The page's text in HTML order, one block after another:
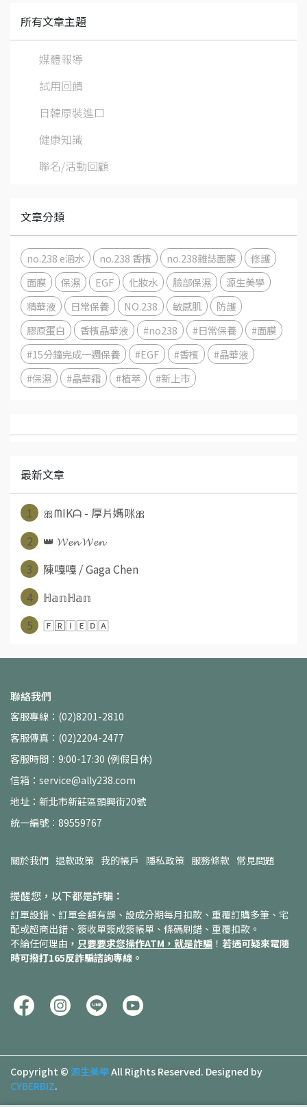
所有文章主題
媒體報導
試用回饋
日韓原裝進口
健康知識
聯名/活動回顧
文章分類
no.238 e涵水 no.238 香檳 no.238雜誌面膜
修護
面膜
保濕 EGF 化妝水 臉部保濕
源生美學
精華液
日常保養 NO.238 敏感肌
防護
膠原蛋白
香檳晶華液 #no238 #日常保養
#面膜
#15分鐘完成一週保養
#EGF #香檳
#晶華液
#保濕
#晶華霜 #植萃 #新上市
最新文章
1
🎀ᗰIKᗩ - 厚片媽咪🎀
2
👑 𝓦𝓮𝓷 𝓦𝓮𝓷
3
陳嘎嘎 / Gaga Chen
4
ℍ𝕒𝕟ℍ𝕒𝕟
5
🄵🅁🄸🄴🄳🄰
聯絡我們
客服專線：(02)8201-2810
客服傳真：(02)2204-2477
客服時間：9:00-17:30 (例假日休)
信箱：service@ally238.com
地址：新北市新莊區頭興街20號
統一編號：89559767
關於我們 退款政策 我的帳戶 隱私政策 服務條款 常見問題
提醒您，以下都是詐騙：
訂單設錯、訂單金額有誤、設成分期每月扣款、重覆訂購多筆、宅
配或超商出錯、簽收單簽成簽帳單、條碼刷錯、重覆扣款。
不論任何理由 ， 只要要求您操作ATM，就是詐騙 ！ 若遇可疑來電隨
時可撥打165反詐騙諮詢專線。
Copyright © 源生美學All Rights Reserved. Designed by
CYBERBIZ.